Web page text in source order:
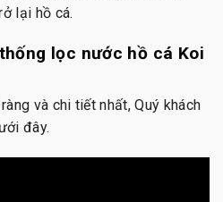
lại hồ cá.
lọc nước hồ cá Koi
và chi tiết nhất, Quý khách
đây.